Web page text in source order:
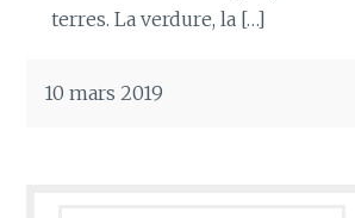
terres. La verdure, la […]
10 mars 2019